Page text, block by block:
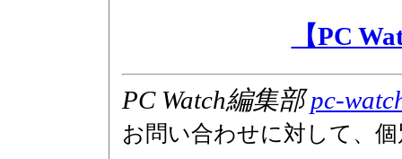
【PC
PC Watch編集部pc-
お問い合わせに対して、